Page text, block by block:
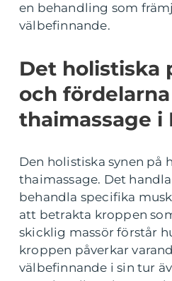
en behandling som
välbefinnande.
Det holistiska
och
thaimassage i
Den holistiska synen på
thaimassage. Det
behandla specifika
att betrakta kroppen
skicklig massör förstår
kroppen påverkar
välbefinnande i sin tur